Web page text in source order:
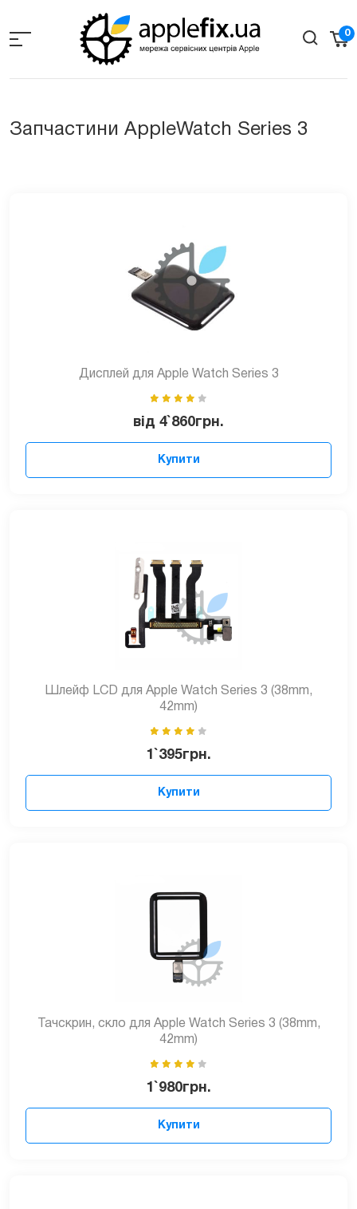
the
0
Запчастини AppleWatch Series 3
Дисплей для Apple Watch Series 3
від 4`860грн.
Купити
Шлейф LCD для Apple Watch Series 3 (38mm,
42mm)
1`395грн.
Купити
Тачскрин, скло для Apple Watch Series 3 (38mm,
42mm)
1`980грн.
Купити